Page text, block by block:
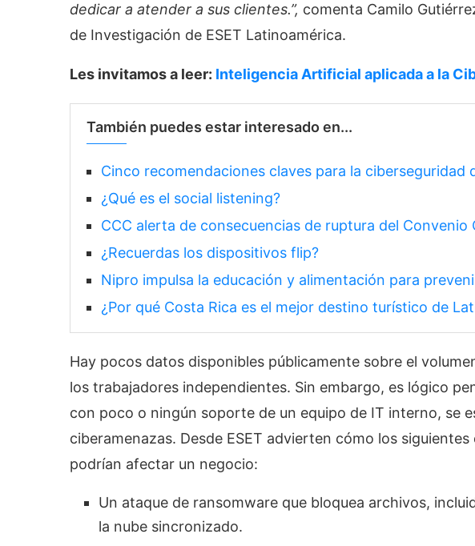
dedicar a atender a sus clientes.”, comenta Camilo
de Investigación de ESET Latinoamérica.
Les invitamos a leer: Inteligencia Artificial aplicada a la
También puedes estar interesado en...
Cinco recomendaciones claves para la ciberseguridad
¿Qué es el social listening?
CCC alerta de consecuencias de ruptura del Convenio
¿Recuerdas los dispositivos flip?
Nipro impulsa la educación y alimentación para
¿Por qué Costa Rica es el mejor destino turístico de
Hay pocos datos disponibles públicamente sobre el
los trabajadores independientes. Sin embargo, es lógico
con poco o ningún soporte de un equipo de IT interno, se
ciberamenazas. Desde ESET advierten cómo los
podrían afectar un negocio:
Un ataque de ransomware que bloquea archivos,
la nube sincronizado.